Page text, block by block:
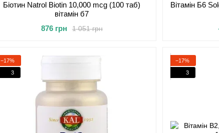
Біотин Natrol Biotin 10,000 mcg (100 таб)
вітамін б7
1 051 грн
876 грн
Вітамін Б6
−17%
3
−17%
3